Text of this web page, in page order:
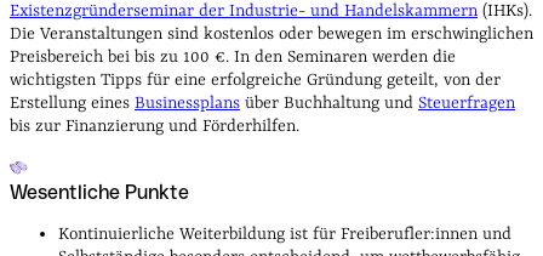
Existenzgründerseminar der Industrie- und Handelskammern (IHKs).
Die Veranstaltungen sind kostenlos oder bewegen im erschwinglichen
Preisbereich bei bis zu 100 €. In den Seminaren werden die
wichtigsten Tipps für eine erfolgreiche Gründung geteilt, von der
Erstellung eines Businessplans über Buchhaltung und Steuerfragen
bis zur Finanzierung und Förderhilfen.
Wesentliche Punkte
Kontinuierliche Weiterbildung ist für Freiberufler:innen und